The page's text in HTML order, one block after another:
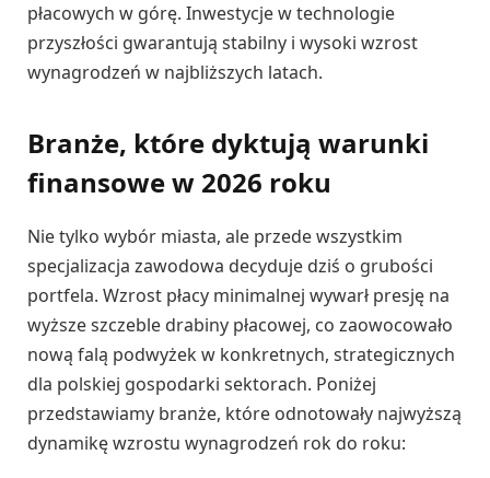
płacowych w górę. Inwestycje w technologie
przyszłości gwarantują stabilny i wysoki wzrost
wynagrodzeń w najbliższych latach.
Branże, które dyktują warunki
finansowe w 2026 roku
Nie tylko wybór miasta, ale przede wszystkim
specjalizacja zawodowa decyduje dziś o grubości
portfela. Wzrost płacy minimalnej wywarł presję na
wyższe szczeble drabiny płacowej, co zaowocowało
nową falą podwyżek w konkretnych, strategicznych
dla polskiej gospodarki sektorach. Poniżej
przedstawiamy branże, które odnotowały najwyższą
dynamikę wzrostu wynagrodzeń rok do roku: